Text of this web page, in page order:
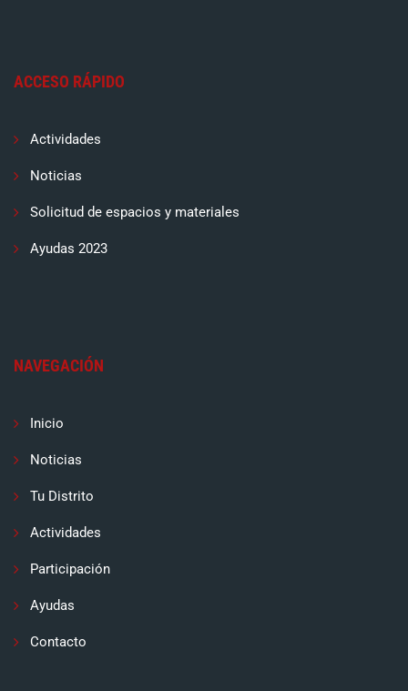
ACCESO RÁPIDO
Actividades
Noticias
Solicitud de espacios y materiales
Ayudas 2023
NAVEGACIÓN
Inicio
Noticias
Tu Distrito
Actividades
Participación
Ayudas
Contacto